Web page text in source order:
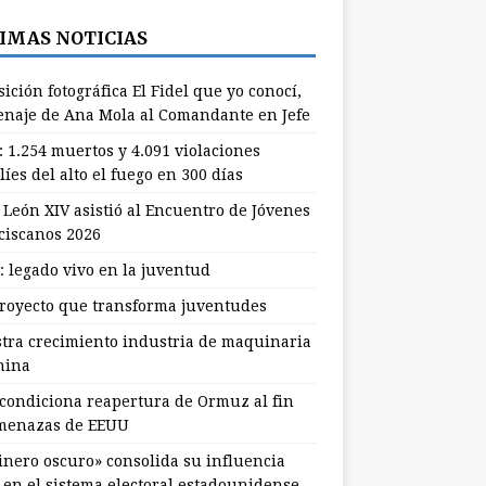
NOTICIAS
fotográfica El Fidel que yo conocí,
de Ana Mola al Comandante en Jefe
1.254 muertos y 4.091 violaciones
del alto el fuego en 300 días
León XIV asistió al Encuentro de Jóvenes
2026
legado vivo en la juventud
que transforma juventudes
crecimiento industria de maquinaria
reapertura de Ormuz al fin
de EEUU
oscuro» consolida su influencia